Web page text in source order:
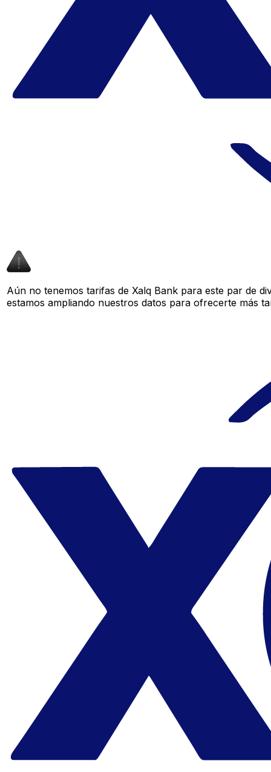
Aún no tenemos tarifas de Xalq Bank para este par de
estamos ampliando nuestros datos para ofrecerte más